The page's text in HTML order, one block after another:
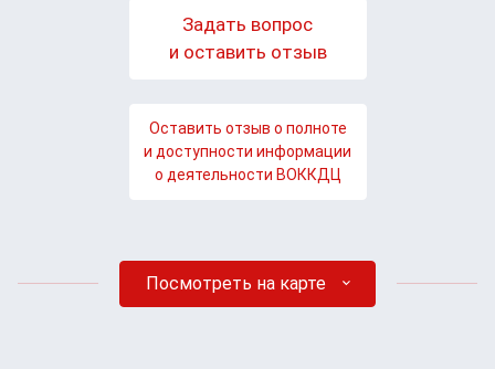
Задать вопрос
и оставить отзыв
Оставить отзыв о полноте
и доступности информации
о деятельности ВОККДЦ
Посмотреть на карте